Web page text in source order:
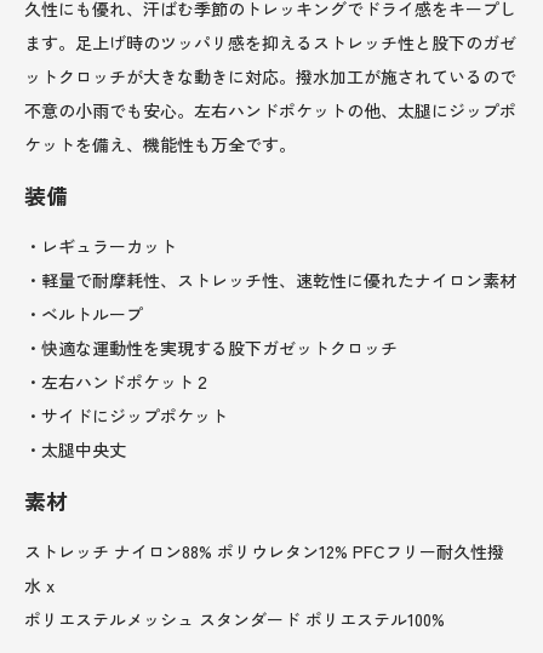
久性にも優れ、汗ばむ季節のトレッキングでドライ感をキープし
ます。足上げ時のツッパリ感を抑えるストレッチ性と股下のガゼ
ットクロッチが大きな動きに対応。撥水加工が施されているので
不意の小雨でも安心。左右ハンドポケットの他、太腿にジップポ
ケットを備え、機能性も万全です。
装備
・レギュラーカット
・軽量で耐摩耗性、ストレッチ性、速乾性に優れたナイロン素材
・ベルトループ
・快適な運動性を実現する股下ガゼットクロッチ
・左右ハンドポケット２
・サイドにジップポケット
・太腿中央丈
素材
ストレッチ ナイロン88% ポリウレタン12% PFCフリー耐久性撥
水 x
ポリエステルメッシュ スタンダード ポリエステル100%